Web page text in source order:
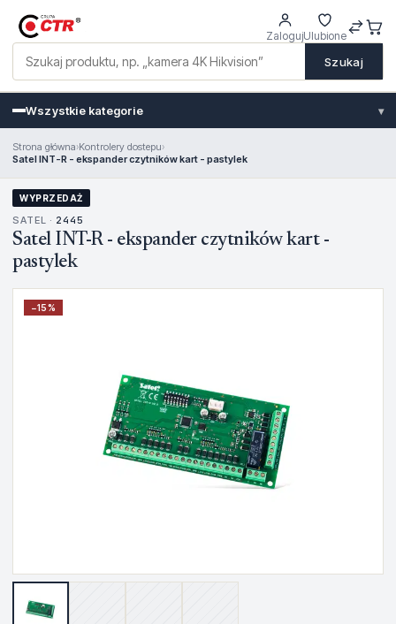
Szukaj
ZalogujUlubione
Wszystkie kategorie ▾
Strona główna›Kontrolery dostepu›
Satel INT-R - ekspander czytników kart - pastylek
WYPRZEDAŻ
SATEL · 2445
Satel INT-R - ekspander czytników kart -
pastylek
−15%